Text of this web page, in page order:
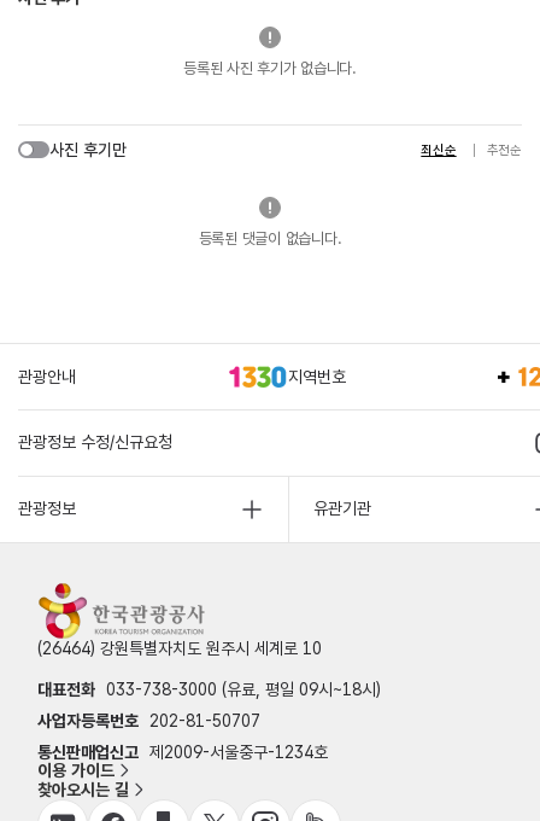
등록된 사진 후기가 없습니다.
사진 후기만 최신순 추천순
등록된 댓글이 없습니다.
관광안내 지역번호
관광정보 수정/신규요청
관광정보 유관기관
(26464) 강원특별자치도 원주시 세계로 10
대표전화 033-738-3000 (유료, 평일 09시~18시)
사업자등록번호
202-81-50707
통신판매업신고 제2009-서울중구-1234호
이용 가이드
찾아오시는 길